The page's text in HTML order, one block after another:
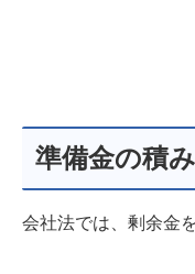
準備金の積
会社法では、剰余金